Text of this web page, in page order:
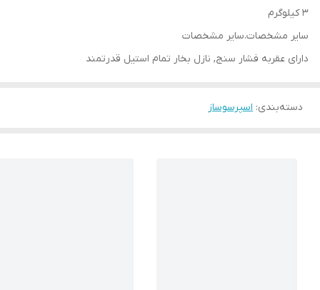
3 کیلوگرم
سایر مشخصات.سایر مشخصات
دارای عقربه فشار سنج, نازل بخار تمام استیل قدرتمند
دسته‌بندی: اسپرسوساز